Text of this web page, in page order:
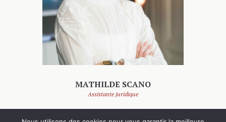
MATHILDE SCANO
Assistante juridique